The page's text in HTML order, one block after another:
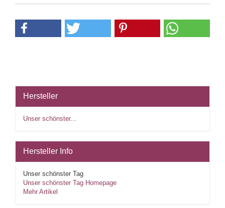
Hersteller
Unser schönster...
Hersteller Info
Unser schönster Tag
Unser schönster Tag Homepage
Mehr Artikel